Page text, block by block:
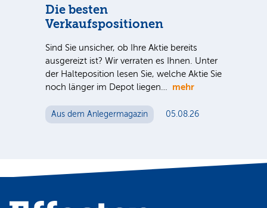
Die besten
Verkaufspositionen
Sind Sie unsicher, ob Ihre Aktie bereits
ausgereizt ist? Wir verraten es Ihnen. Unter
der Halteposition lesen Sie, welche Aktie Sie
noch länger im Depot liegen… mehr
Aus dem Anlegermagazin 05.08.26